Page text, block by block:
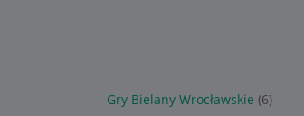
Gry Bielany Wrocławskie (6)